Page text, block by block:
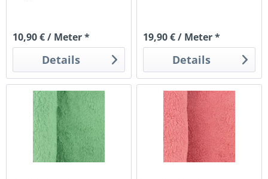
10,90 € / Meter *
Details
19,90 € / Meter *
Details